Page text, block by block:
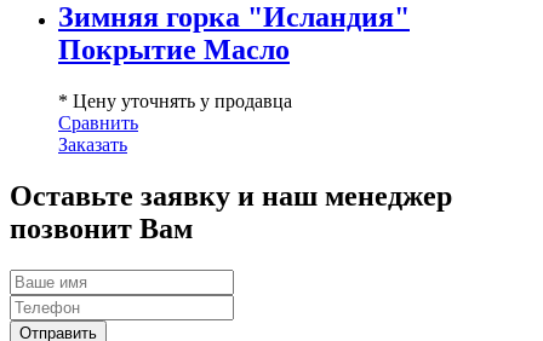
Зимняя горка "Исландия"
Покрытие Масло
* Цену уточнять у продавца
Сравнить
Заказать
Оставьте заявку и наш менеджер
позвонит Вам